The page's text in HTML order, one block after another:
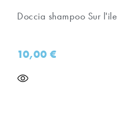
Doccia shampoo Sur l'ile
10,00€